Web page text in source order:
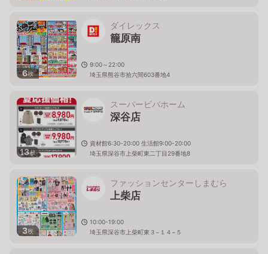
6枚
ダイレックス
籠原南
9:00～22:00
埼玉県熊谷市拾六間603番地4
13枚
スーパービバホーム
深谷店
資材館6:30-20:00 生活館9:00-20:00
埼玉県深谷市上柴町東二丁目29番地8
3枚
ファッションセンターしまむら
上柴店
10:00-19:00
埼玉県深谷市上柴町東３−１４−５